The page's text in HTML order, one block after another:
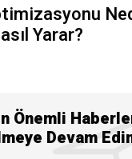
Yarar?
Önemli
Devam